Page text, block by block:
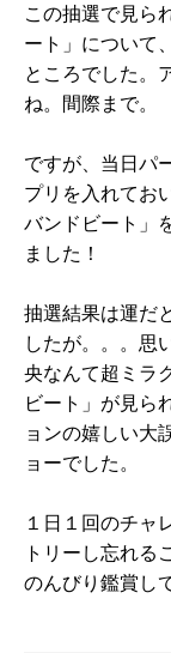
この抽選で見ら
ート」について
ところでした。
ね。間際まで。
ですが、当日パ
プリを入れてお
バンドビート」
ました！
抽選結果は運だ
したが。。。思
央なんて超ミラ
ビート」が見ら
ョンの嬉しい大
ョーでした。
１日１回のチャ
トリーし忘れる
のんびり鑑賞し